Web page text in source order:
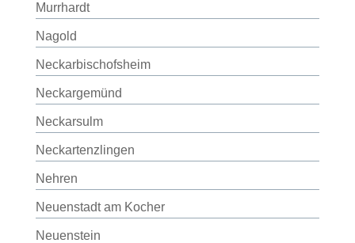
Murrhardt
Nagold
Neckarbischofsheim
Neckargemünd
Neckarsulm
Neckartenzlingen
Nehren
Neuenstadt am Kocher
Neuenstein